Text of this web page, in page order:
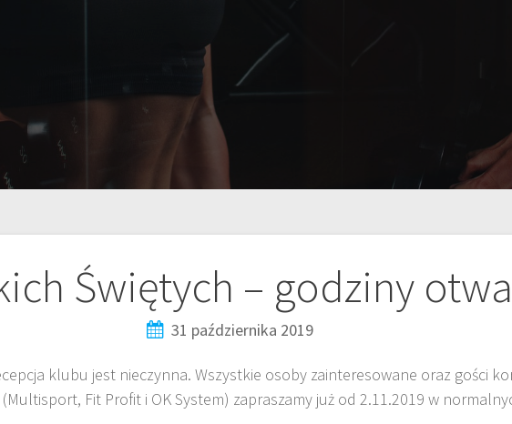
Świętych – godziny
31 października 2019
klubu jest nieczynna. Wszystkie osoby zainteresowane oraz gości
Fit Profit i OK System) zapraszamy już od 2.11.2019 w